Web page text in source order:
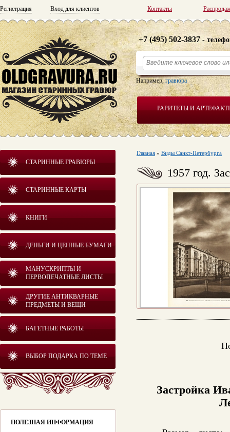
Регистрация Вход для клиентов Контакты
РАРИТЕТЫ И
+7 (495) 502-3837 -
Например,гравюра
СТАРИННЫЕ ГРАВЮРЫ
СТАРИННЫЕ КАРТЫ
КНИГИ
ДЕНЬГИ И ЦЕННЫЕ БУМАГИ
МАНУСКРИПТЫ И
ПЕРВОПЕЧАТНЫЕ ЛИСТЫ
ДРУГИЕ АНТИКВАРНЫЕ
ПРЕДМЕТЫ И ВЕЩИ
БАГЕТНЫЕ РАБОТЫ
ВЫБОР ПОДАРКА ПО ТЕМЕ
ПОЛЕЗНАЯ ИНФОРМАЦИЯ
Главная » Виды Санкт-Петербурга
1957 год.
Застройка